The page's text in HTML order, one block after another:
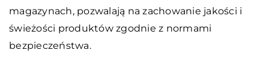
magazynach, pozwalają na zachowanie jakości i
świeżości produktów zgodnie z normami
bezpieczeństwa.